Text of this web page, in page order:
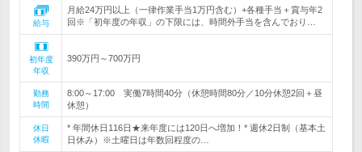
給与
月給24万円以上（一律作業手当1万円含む）+各種手当＋賞与年2
回※「初年度の年収」の下限には、時間外手当を含んでおり…
初年度
年収
390万円～700万円
勤務
時間
8:00～17:00 実働7時間40分（休憩時間80分／10分休憩2回＋昼
休憩）
休日
休暇
* 年間休日116日★来年度には120日へ増加！* 週休2日制（基本土
日休み）※土曜日は年数回程度の…